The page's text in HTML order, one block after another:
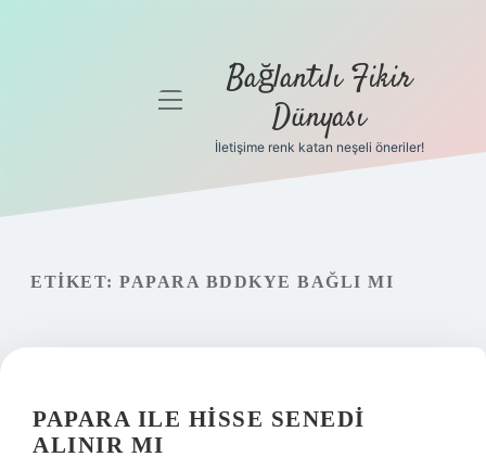
Gizlilik
Yasal Uyarı
Hakkımızda
menüyü
Bağlantılı Fikir
Dünyası
İletişime renk katan neşeli öneriler!
ETIKET: PAPARA BDDKYE BAĞLI MI
PAPARA ILE HISSE SENEDI
ALINIR MI